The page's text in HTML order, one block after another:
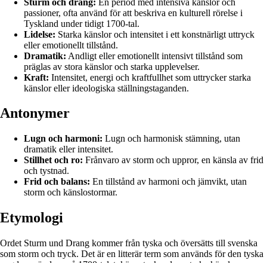
passioner, ofta använd för att beskriva en kulturell rörelse i
Tyskland under tidigt 1700-tal.
Lidelse: Starka känslor och intensitet i ett konstnärligt uttryck
eller emotionellt tillstånd.
Dramatik: Andligt eller emotionellt intensivt tillstånd som
präglas av stora känslor och starka upplevelser.
Kraft: Intensitet, energi och kraftfullhet som uttrycker starka
känslor eller ideologiska ställningstaganden.
Antonymer
Lugn och harmoni: Lugn och harmonisk stämning, utan
dramatik eller intensitet.
Stillhet och ro: Frånvaro av storm och uppror, en känsla av frid
och tystnad.
Frid och balans: En tillstånd av harmoni och jämvikt, utan
storm och känslostormar.
Etymologi
Ordet Sturm und Drang kommer från tyska och översätts till svenska
som storm och tryck. Det är en litterär term som används för den tyska